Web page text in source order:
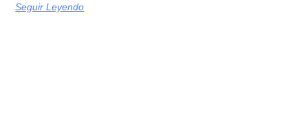
Seguir Leyendo